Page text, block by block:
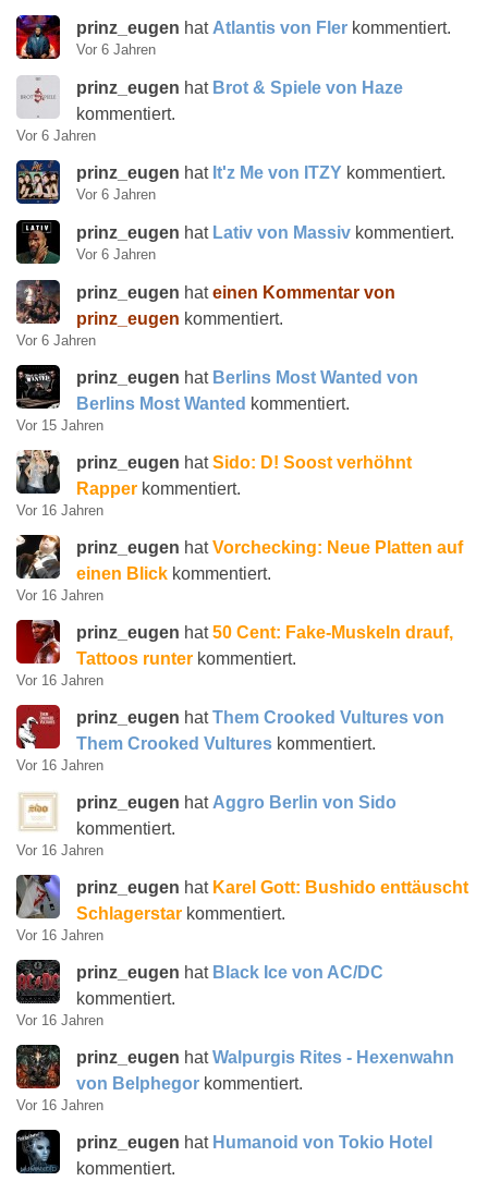
prinz_eugen hat Atlantis von Fler kommentiert.
Vor 6 Jahren
prinz_eugen hat Brot & Spiele von Haze
kommentiert.
Vor 6 Jahren
prinz_eugen hat It'z Me von ITZY kommentiert.
Vor 6 Jahren
prinz_eugen hat Lativ von Massiv kommentiert.
Vor 6 Jahren
prinz_eugen hateinen Kommentar von
prinz_eugen kommentiert.
Vor 6 Jahren
prinz_eugen hat Berlins Most Wanted von
Berlins Most Wanted kommentiert.
Vor 15 Jahren
prinz_eugen hatSido: D! Soost verhöhnt
Rapper kommentiert.
Vor 16 Jahren
prinz_eugen hatVorchecking: Neue Platten auf
einen Blick kommentiert.
Vor 16 Jahren
prinz_eugen hat50 Cent: Fake-Muskeln drauf,
Tattoos runter kommentiert.
Vor 16 Jahren
prinz_eugen hatThem Crooked Vultures von
Them Crooked Vultures kommentiert.
Vor 16 Jahren
prinz_eugen hat Aggro Berlin von Sido
kommentiert.
Vor 16 Jahren
prinz_eugen hat Karel Gott: Bushido enttäuscht
Schlagerstar kommentiert.
Vor 16 Jahren
prinz_eugen hat Black Ice von AC/DC
kommentiert.
Vor 16 Jahren
prinz_eugen hatWalpurgis Rites - Hexenwahn
von Belphegor kommentiert.
Vor 16 Jahren
prinz_eugen hat Humanoid von Tokio Hotel
kommentiert.